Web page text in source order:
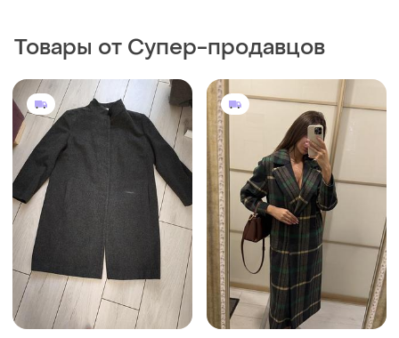
Товары от Супер-продавцов